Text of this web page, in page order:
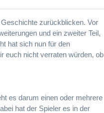
zurückblicken. Vor
und ein zweiter Teil,
hat sich nun für den
euch nicht verraten würden, ob
es darum einen oder mehrere
hat der Spieler es in der